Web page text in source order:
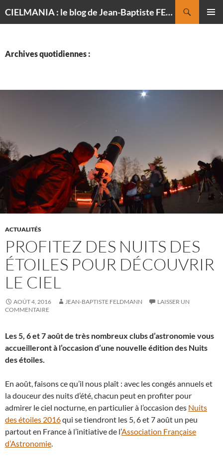
CIELMANIA : le blog de Jean-Baptiste FELDMANN, photographe du ciel
Archives quotidiennes :
ACTUALITÉS
PROFITEZ DES NUITS DES
ÉTOILES POUR DÉCOUVRIR
LE CIEL
AOÛT 4, 2016 JEAN-BAPTISTE FELDMANN
LAISSER UN
COMMENTAIRE
Les 5, 6 et 7 août de très nombreux clubs d’astronomie vous
accueilleront à l’occasion d’une nouvelle édition des Nuits
des étoiles.
En août, faisons ce qu’il nous plaît : avec les congés annuels et
la douceur des nuits d’été, chacun peut en profiter pour
admirer le ciel nocturne, en particulier à l’occasion des Nuits
des étoiles 2016qui se tiendront les 5, 6 et 7 août un peu
partout en France à l’initiative de l’Association Française
d’Astronomie.